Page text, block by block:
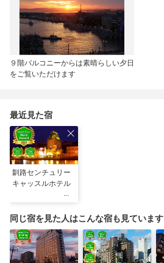
９階バルコニーからは素晴らしい夕日
をご覧いただけます
最近見た宿
釧路センチュリー
キャッスルホテル
同じ宿を見た人はこんな宿も見ています